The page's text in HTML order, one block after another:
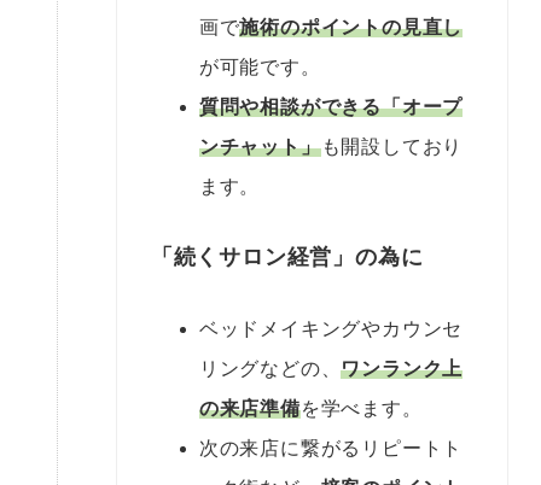
画で施術のポイントの見直し
が可能です。
質問や相談ができる「オープ
ンチャット」も開設しており
ます。
「続くサロン経営」の為に
ベッドメイキングやカウンセ
リングなどの、ワンランク上
の来店準備を学べます。
次の来店に繋がるリピートト